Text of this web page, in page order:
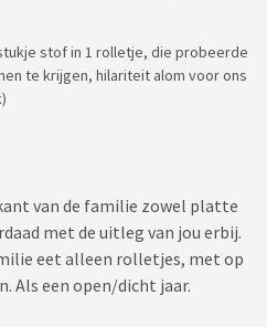
stof in 1 rolletje, die probeerde
te krijgen, hilariteit alom voor ons
van de familie zowel platte
met de uitleg van jou erbij.
eet alleen rolletjes, met op
Als een open/dicht jaar.